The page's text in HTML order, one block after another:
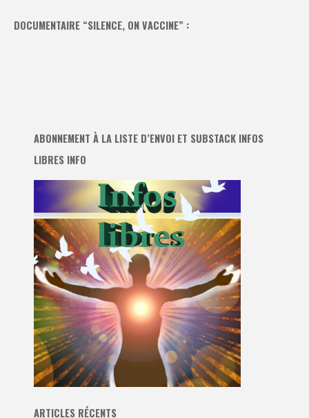
DOCUMENTAIRE “SILENCE, ON VACCINE” :
ABONNEMENT À LA LISTE D’ENVOI ET SUBSTACK INFOS
LIBRES INFO
ARTICLES RÉCENTS